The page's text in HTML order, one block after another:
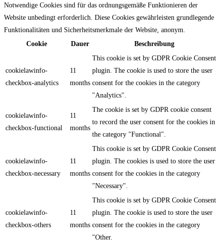
Notwendige Cookies sind für das ordnungsgemäße Funktionieren der
Website unbedingt erforderlich. Diese Cookies gewährleisten grundlegende
Funktionalitäten und Sicherheitsmerkmale der Website, anonym.
Cookie
Dauer Beschreibung
cookielawinfo-
checkbox-analytics
11
months
This cookie is set by GDPR Cookie Consent
plugin. The cookie is used to store the user
consent for the cookies in the category
"Analytics".
cookielawinfo-
checkbox-functional
11
months
The cookie is set by GDPR cookie consent
to record the user consent for the cookies in
the category "Functional".
cookielawinfo-
checkbox-necessary
11
months
This cookie is set by GDPR Cookie Consent
plugin. The cookies is used to store the user
consent for the cookies in the category
"Necessary".
cookielawinfo-
checkbox-others
11
months
This cookie is set by GDPR Cookie Consent
plugin. The cookie is used to store the user
consent for the cookies in the category
"Other.